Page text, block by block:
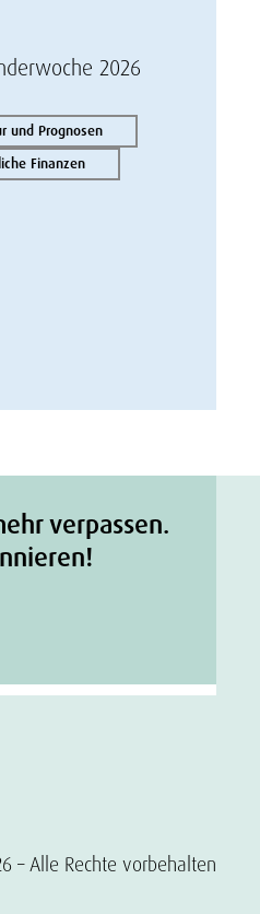
2026
und Prognosen
Finanzen
verpassen.
– Alle Rechte vorbehalten